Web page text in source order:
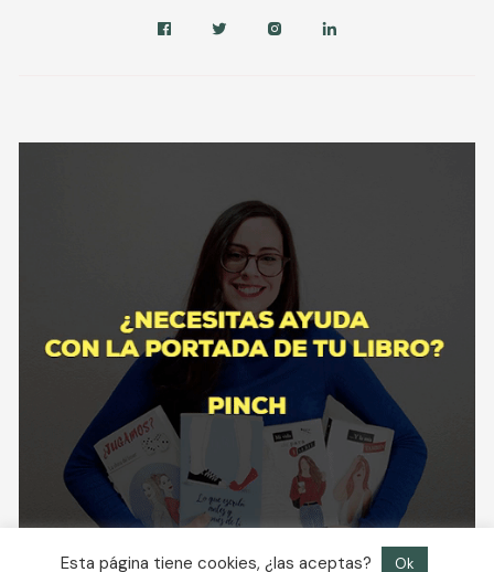
Esta página tiene cookies, ¿las aceptas? Ok